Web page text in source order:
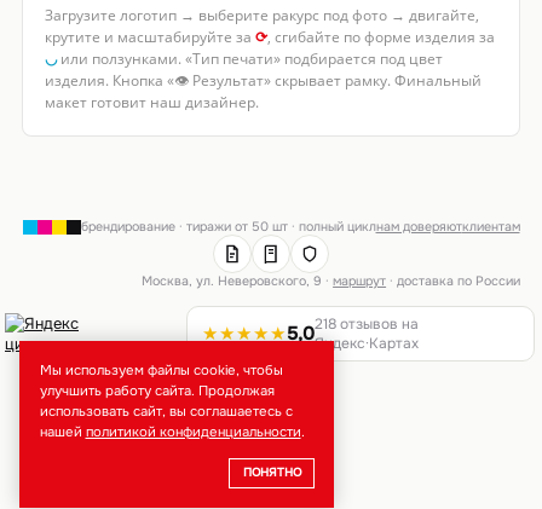
Загрузите логотип → выберите ракурс под фото → двигайте,
крутите и масштабируйте за ⟳, сгибайте по форме изделия за
◡или ползунками. «Тип печати» подбирается под цвет
изделия. Кнопка «👁 Результат» скрывает рамку. Финальный
макет готовит наш дизайнер.
брендирование · тиражи от 50 шт · полный циклнам доверяютклиентам
Москва, ул. Неверовского, 9 ·маршрут · доставка по России
★★★★★5,0218 отзывов на
Яндекс·Картах
Мы используем файлы cookie, чтобы
улучшить работу сайта. Продолжая
использовать сайт, вы соглашаетесь с
нашей политикой конфиденциальности.
ПОНЯТНО